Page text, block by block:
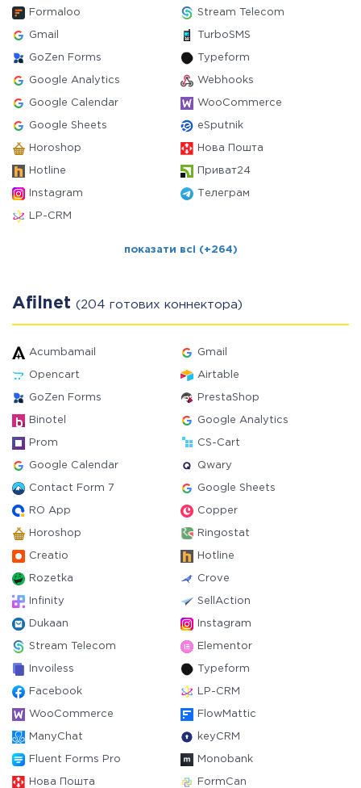
Formaloo Stream Telecom
Gmail TurboSMS
GoZen Forms Typeform
Google Analytics Webhooks
Google Calendar WooCommerce
Google Sheets eSputnik
Horoshop Нова Пошта
Hotline Приват24
Instagram Телеграм
LP-CRM
показати всі (+264)
Afilnet (204 готових коннектора)
Acumbamail Gmail
Opencart Airtable
GoZen Forms PrestaShop
Binotel Google Analytics
Prom CS-Cart
Google Calendar Qwary
Contact Form 7 Google Sheets
RO App Copper
Horoshop Ringostat
Creatio Hotline
Rozetka Crove
Infinity SellAction
Dukaan Instagram
Stream Telecom Elementor
Invoiless Typeform
Facebook LP-CRM
WooCommerce FlowMattic
ManyChat keyCRM
Fluent Forms Pro Monobank
Нова Пошта FormCan